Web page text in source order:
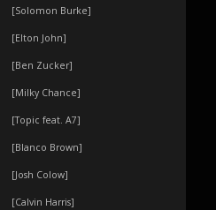
[Solomon Burke]
[Elton John]
[Ben Zucker]
[Milky Chance]
[Topic feat. A7]
[Blanco Brown]
[Josh Colow]
[Calvin Harris]